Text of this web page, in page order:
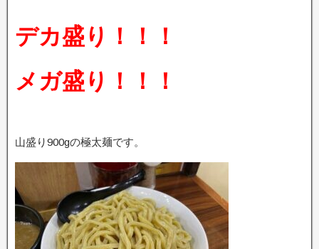
デカ盛り！！！
メガ盛り！！！
山盛り900gの極太麺です。